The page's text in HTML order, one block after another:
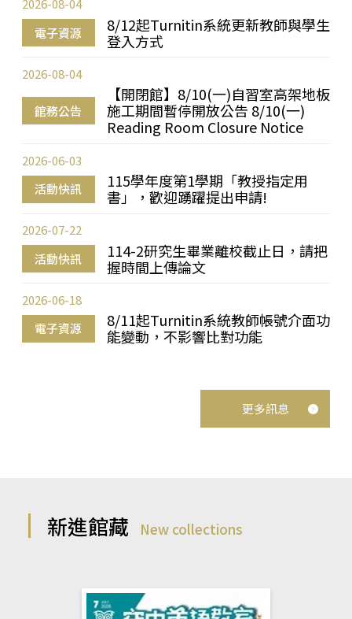
電子資源
8/12起Turnitin系統更新教師與學生
登入方式
2026-08-04
館務公告
【開閉館】8/10(一)自習室高架地板
施工期間暫停開放公告 8/10(一)
Reading Room Closure Notice
2026-08-04
活動快訊
115學年度第1學期「教授指定用
書」，歡迎踴躍提出申請!
2026-06-03
活動快訊
114-2研究生畢業離校截止日，請把
握時間上傳論文
2026-07-22
電子資源
8/11起Turnitin系統教師帳號介面功
能變動，不影響比對功能
2026-06-18
更多訊息
新進館藏 New collections